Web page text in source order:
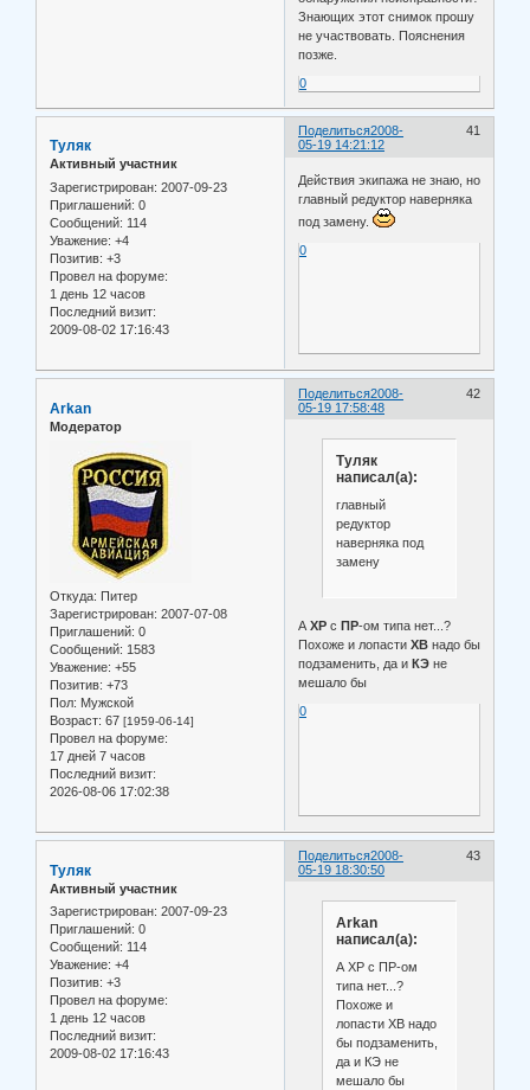
Знающих этот снимок прошу
не участвовать. Пояснения
позже.
0
Поделиться 41
2008-
05-19 14:21:12
Туляк
Активный участник
Зарегистрирован: 2007-09-23
Приглашений: 0
Сообщений: 114
Уважение: +4
Позитив: +3
Провел на форуме:
1 день 12 часов
Последний визит:
2009-08-02 17:16:43
Действия экипажа не знаю, но
главный редуктор наверняка
под замену.
0
Поделиться 42
2008-
05-19 17:58:48
Arkan
Модератор
Откуда: Питер
Зарегистрирован: 2007-07-08
Приглашений: 0
Сообщений: 1583
Уважение: +55
Позитив: +73
Пол: Мужской
Возраст: 67 [1959-06-14]
Провел на форуме:
17 дней 7 часов
Последний визит:
2026-08-06 17:02:38
Туляк
написал(а):
главный
редуктор
наверняка под
замену
АХР с ПР-ом типа нет...?
Похоже и лопастиХВ надо бы
подзаменить, да и КЭ не
мешало бы
0
Поделиться 43
2008-
05-19 18:30:50
Туляк
Активный участник
Зарегистрирован: 2007-09-23
Приглашений: 0
Сообщений: 114
Уважение: +4
Позитив: +3
Провел на форуме:
1 день 12 часов
Последний визит:
2009-08-02 17:16:43
Arkan
написал(а):
А ХР с ПР-ом
типа нет...?
Похоже и
лопасти ХВ надо
бы подзаменить,
да и КЭ не
мешало бы